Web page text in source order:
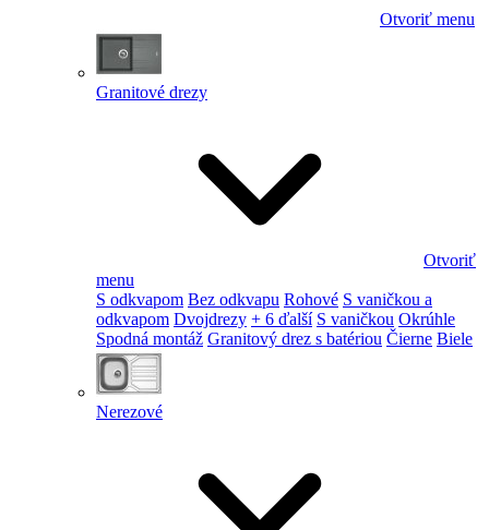
Otvoriť menu
Granitové drezy
Otvoriť
menu
S odkvapom Bez odkvapu Rohové S vaničkou a
odkvapom Dvojdrezy + 6 ďalší S vaničkou Okrúhle
Spodná montáž Granitový drez s batériou Čierne Biele
Nerezové